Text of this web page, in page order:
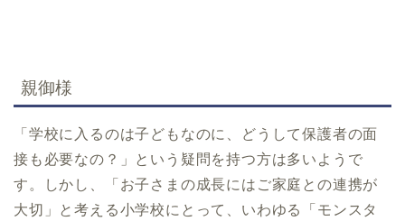
親御様
「学校に入るのは子どもなのに、どうして保護者の面
接も必要なの？」という疑問を持つ方は多いようで
す。しかし、「お子さまの成長にはご家庭との連携が
大切」と考える小学校にとって、いわゆる「モンスタ
京都聖母学院小学校
京都文教小学校
立命館小学校
小学校情報